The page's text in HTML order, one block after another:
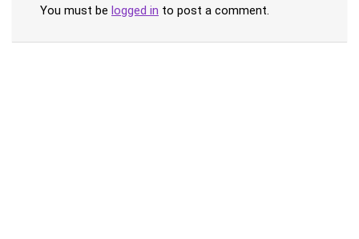
You must be logged in to post a comment.